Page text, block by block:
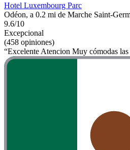
Hotel Luxembourg Parc
Odéon, a 0.2 mi de Marche Saint-
9.6/10
Excepcional
(458 opiniones)
“Excelente Atencion Muy cómodas